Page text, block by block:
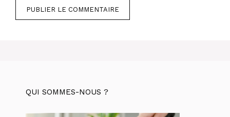
QUI SOMMES-NOUS ?